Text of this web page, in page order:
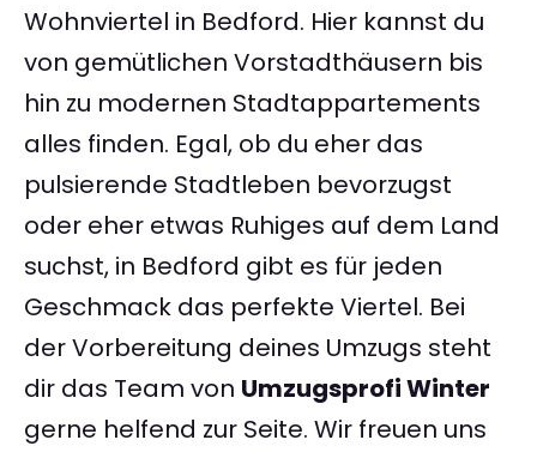
Wohnviertel in Bedford. Hier kannst du
von gemütlichen Vorstadthäusern bis
hin zu modernen Stadtappartements
alles finden. Egal, ob du eher das
pulsierende Stadtleben bevorzugst
oder eher etwas Ruhiges auf dem Land
suchst, in Bedford gibt es für jeden
Geschmack das perfekte Viertel. Bei
der Vorbereitung deines Umzugs steht
dir das Team von Umzugsprofi Winter
gerne helfend zur Seite. Wir freuen uns